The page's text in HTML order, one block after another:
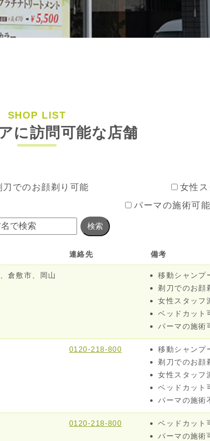
SHOP LIST
に訪問可能な店舗
刀でのお顔剃り可能
女性
パーマの施術可能
検索
連絡先 備考
倉敷市、岡山
移動シャンプ
剃刀でのお顔
女性スタッフ
ベッドカット
パーマの施術
0120-218-800
移動シャンプ
剃刀でのお顔
女性スタッフ
ベッドカット
パーマの施術
0120-218-800
ベッドカット
パーマの施術